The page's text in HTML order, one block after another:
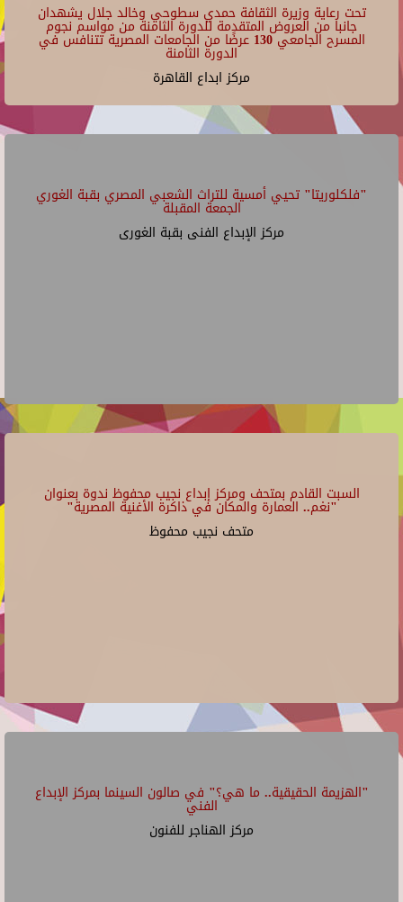
تحت رعاية وزيرة الثقافة حمدي سطوحي وخالد جلال يشهدان
جانبا من العروض المتقدمة للدورة الثامنة من مواسم نجوم
المسرح الجامعي 130 عرضًا من الجامعات المصرية تتنافس في
الدورة الثامنة
مركز ابداع القاهرة
"فلكلوريتا" تحيي أمسية للتراث الشعبي المصري بقبة الغوري
الجمعة المقبلة
مركز الإبداع الفنى بقبة الغورى
السبت القادم بمتحف ومركز إبداع نجيب محفوظ ندوة بعنوان
"نغم.. العمارة والمكان في ذاكرة الأغنية المصرية"
متحف نجيب محفوظ
"الهزيمة الحقيقية.. ما هي؟" في صالون السينما بمركز الإبداع
الفني
مركز الهناجر للفنون